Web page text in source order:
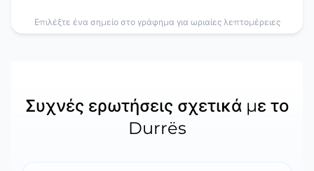
Επιλέξτε ένα σημείο στο γράφημα για ωριαίες λεπτομέρειες
Συχνές ερωτήσεις σχετικά με το
Durrës